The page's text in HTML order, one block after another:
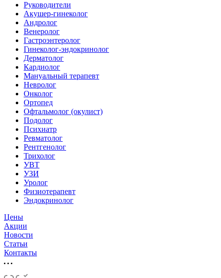
Руководители
Акушер-гинеколог
Андролог
Венеролог
Гастроэнтеролог
Гинеколог-эндокринолог
Дерматолог
Кардиолог
Мануальный терапевт
Невролог
Онколог
Ортопед
Офтальмолог (окулист)
Подолог
Психиатр
Ревматолог
Рентгенолог
Трихолог
УВТ
УЗИ
Уролог
Физиотерапевт
Эндокринолог
Цены
Акции
Новости
Статьи
Контакты